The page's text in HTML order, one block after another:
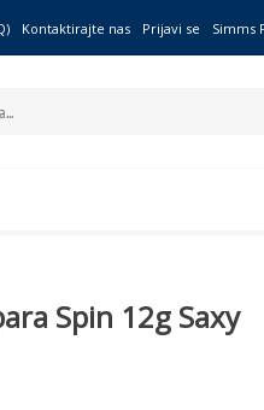
Kontaktirajte nas Prijavi se Simms
Spin 12g Saxy